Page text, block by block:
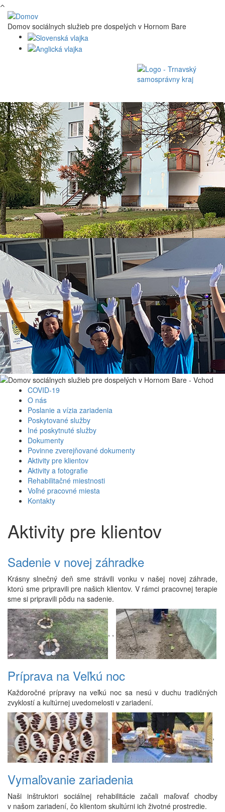
Skočiť na hlavný obsah
Domov sociálnych služieb pre dospelých v Hornom Bare
COVID-19
O nás
Poslanie a vízia zariadenia
Poskytované služby
Iné poskytnuté služby
Dokumenty
Povinne zverejňované dokumenty
Aktivity pre klientov
Aktivity a fotografie
Rehabilitačné miestnosti
Voľné pracovné miesta
Kontakty
Aktivity pre klientov
Sadenie v novej záhradke
Krásny slnečný deň sme strávili vonku v našej novej záhrade,
ktorú sme pripravili pre našich klientov. V rámci pracovnej terapie
sme si pripravili pôdu na sadenie.
, ,
Príprava na Veľkú noc
Každoročné prípravy na veľkú noc sa nesú v duchu tradičných
zvyklostí a kultúrnej uvedomelosti v zariadení.
, ,
Vymaľovanie zariadenia
Naši inštruktori sociálnej rehabilitácie začali maľovať chodby
v našom zariadení, čo klientom skultúrni ich životné prostredie.